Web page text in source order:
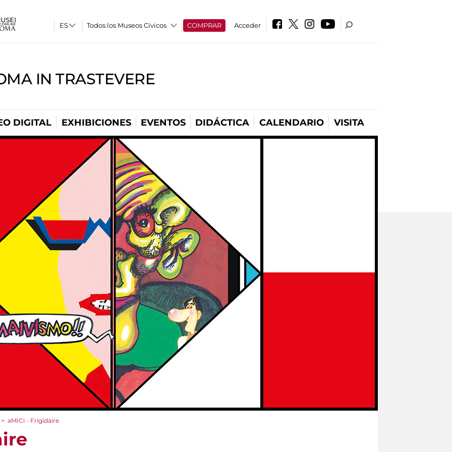
Todos los Museos Cívicos COMPRAR Acceder
IN TRASTEVERE
DIGITAL EXHIBICIONES EVENTOS DIDÁCTICA CALENDARIO VISITA
> aMICi - Frigidaire